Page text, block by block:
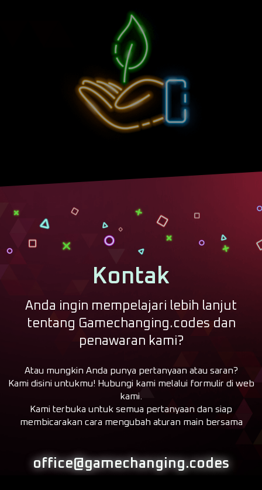
Kontak
Anda ingin mempelajari lebih lanjut
tentang Gamechanging.codes dan
penawaran kami?
Atau mungkin Anda punya pertanyaan atau saran?
Kami disini untukmu! Hubungi kami melalui formulir di web
kami.
Kami terbuka untuk semua pertanyaan dan siap
membicarakan cara mengubah aturan main bersama
office@gamechanging.codes